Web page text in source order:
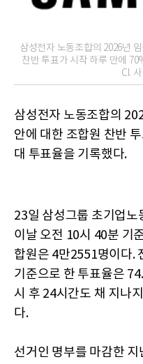
삼성전자 노동조합의 2026년
찬반 투표가 시작 하루 만에
CI.
삼성전자 노동조합의
안에 대한 조합원 찬반
대 투표율을 기록했다.
23일 삼성그룹 초기업노
이날 오전 10시 40분 기
합원은 4만2551명이다.
기준으로 한 투표율은
시 후 24시간도 채 지나
다.
선거인 명부를 마감한